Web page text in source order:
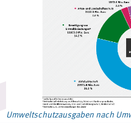
Umweltschutzausgaben nach